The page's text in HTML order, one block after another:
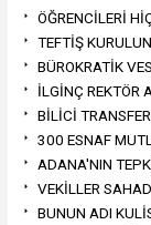
ÖĞRENCİLERİ
TEFTİŞ
BÜROKRATİK
İLGİNÇ REKTÖR
BİLİCİ
300 ESNAF
ADANA'NIN
VEKİLLER
BUNUN ADI